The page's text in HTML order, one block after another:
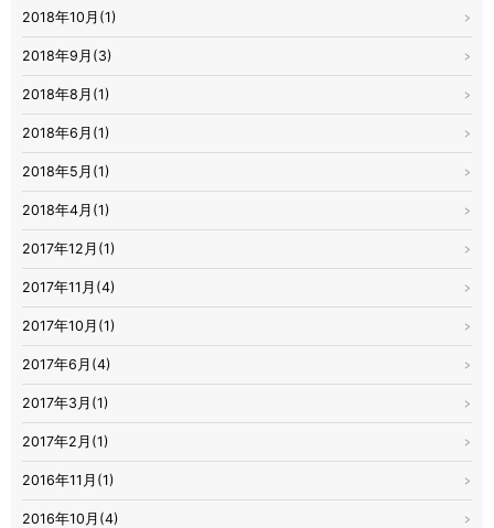
2018年10月(1)
2018年9月(3)
2018年8月(1)
2018年6月(1)
2018年5月(1)
2018年4月(1)
2017年12月(1)
2017年11月(4)
2017年10月(1)
2017年6月(4)
2017年3月(1)
2017年2月(1)
2016年11月(1)
2016年10月(4)